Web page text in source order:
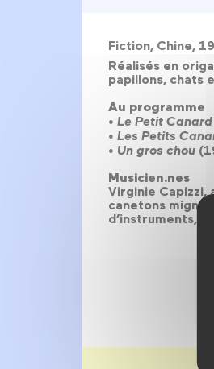
Fiction, Chine,
Réalisés en
papillons, chats
Au programme
• Le Petit
• Les Petits
• Un gros chou
Musicien.nes
Virginie
canetons
d’instruments,